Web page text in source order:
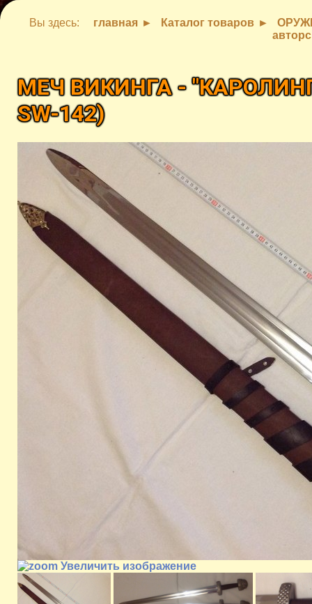
Вы здесь: главная Каталог товаров
МЕЧ ВИКИНГА -
SW-142)
Увеличить изображение